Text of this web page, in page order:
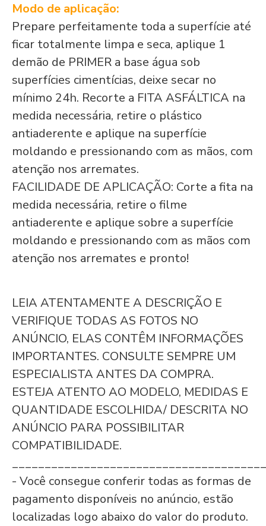
Modo de aplicação:
Prepare perfeitamente toda a superfície até
ficar totalmente limpa e seca, aplique 1
demão de PRIMER a base água sob
superfícies cimentícias, deixe secar no
mínimo 24h. Recorte a FITA ASFÁLTICA na
medida necessária, retire o plástico
antiaderente e aplique na superfície
moldando e pressionando com as mãos, com
atenção nos arremates.
FACILIDADE DE APLICAÇÃO: Corte a fita na
medida necessária, retire o filme
antiaderente e aplique sobre a superfície
moldando e pressionando com as mãos com
atenção nos arremates e pronto!
LEIA ATENTAMENTE A DESCRIÇÃO E
VERIFIQUE TODAS AS FOTOS NO
ANÚNCIO, ELAS CONTÊM INFORMAÇÕES
IMPORTANTES. CONSULTE SEMPRE UM
ESPECIALISTA ANTES DA COMPRA.
ESTEJA ATENTO AO MODELO, MEDIDAS E
QUANTIDADE ESCOLHIDA/ DESCRITA NO
ANÚNCIO PARA POSSIBILITAR
COMPATIBILIDADE.
- Você consegue conferir todas as formas de
pagamento disponíveis no anúncio, estão
localizadas logo abaixo do valor do produto.